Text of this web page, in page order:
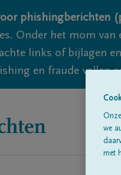
phishingberichten
Onder het mom
links of bijlagen
en fraude vallen
we
met